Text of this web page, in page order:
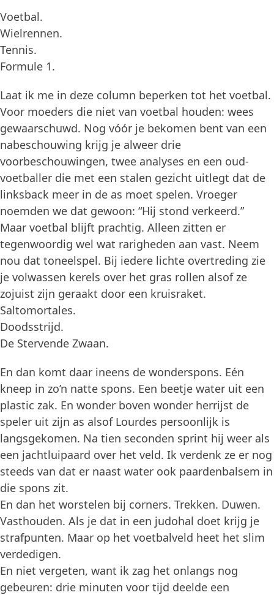
Voetbal.
Wielrennen.
Tennis.
Formule 1.
Laat ik me in deze column beperken tot het voetbal.
Voor moeders die niet van voetbal houden: wees
gewaarschuwd. Nog vóór je bekomen bent van een
nabeschouwing krijg je alweer drie
voorbeschouwingen, twee analyses en een oud-
voetballer die met een stalen gezicht uitlegt dat de
linksback meer in de as moet spelen. Vroeger
noemden we dat gewoon: “Hij stond verkeerd.”
Maar voetbal blijft prachtig. Alleen zitten er
tegenwoordig wel wat rarigheden aan vast. Neem
nou dat toneelspel. Bij iedere lichte overtreding zie
je volwassen kerels over het gras rollen alsof ze
zojuist zijn geraakt door een kruisraket.
Saltomortales.
Doodsstrijd.
De Stervende Zwaan.
En dan komt daar ineens de wonderspons. Eén
kneep in zo’n natte spons. Een beetje water uit een
plastic zak. En wonder boven wonder herrijst de
speler uit zijn as alsof Lourdes persoonlijk is
langsgekomen. Na tien seconden sprint hij weer als
een jachtluipaard over het veld. Ik verdenk ze er nog
steeds van dat er naast water ook paardenbalsem in
die spons zit.
En dan het worstelen bij corners. Trekken. Duwen.
Vasthouden. Als je dat in een judohal doet krijg je
strafpunten. Maar op het voetbalveld heet het slim
verdedigen.
En niet vergeten, want ik zag het onlangs nog
gebeuren: drie minuten voor tijd deelde een